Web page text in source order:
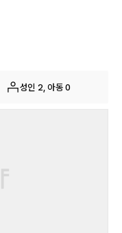
성인 2, 아동 0